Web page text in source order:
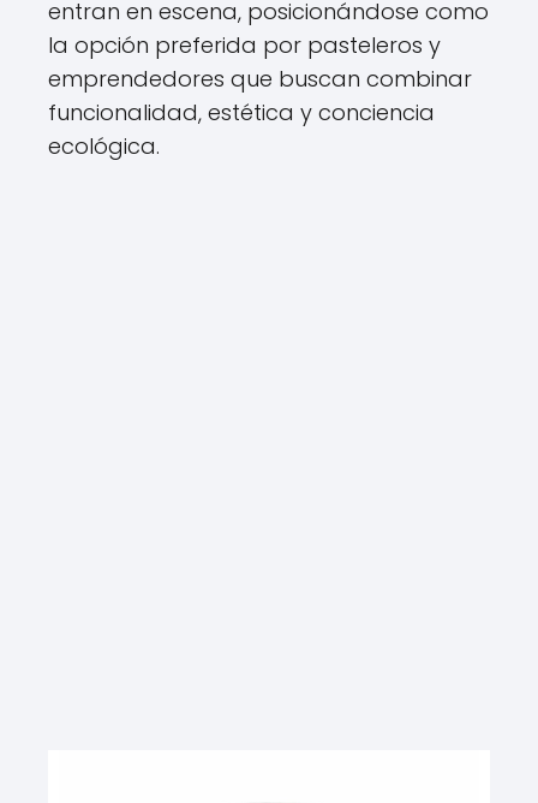
entran en escena, posicionándose como
la opción preferida por pasteleros y
emprendedores que buscan combinar
funcionalidad, estética y conciencia
ecológica.